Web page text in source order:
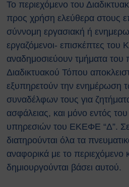
Το περιεχόμενο του
προς χρήση ελεύθερα στους
σύννομη εργασιακή ή
εργαζόμενοι- επισκέπτες
αναδημοσιεύουν τμήματα του
Διαδικτυακού Τόπου
εξυπηρετούν την ενημέρωση
συναδέλφων τους για ζητήματα
ασφάλειας, και μόνο εντός
υπηρεσιών του ΕΚΕΦΕ “Δ”.
διατηρούνται όλα τα
αναφορικά με το περιεχόμενο
δημιουργούνται βάσει αυτού.